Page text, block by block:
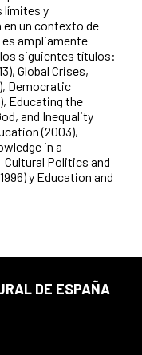
límites y
un contexto de
ampliamente
siguientes títulos:
Global Crises,
Democratic
Educating the
and Inequality
(2003),
in a
Cultural Politics and
y Education and
DE ESPAÑA